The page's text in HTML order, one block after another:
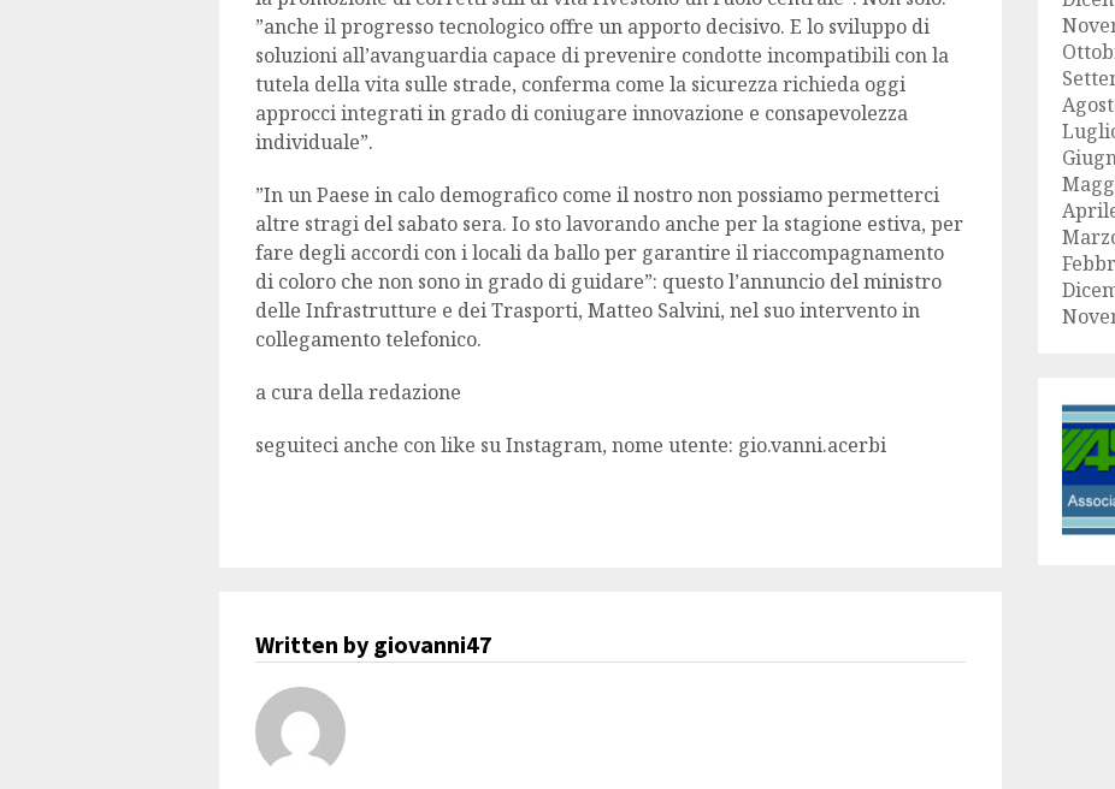
”anche il progresso tecnologico offre un apporto decisivo. E lo sviluppo di
soluzioni all’avanguardia capace di prevenire condotte incompatibili con la
tutela della vita sulle strade, conferma come la sicurezza richieda oggi
approcci integrati in grado di coniugare innovazione e consapevolezza
individuale”.
”In un Paese in calo demografico come il nostro non possiamo permetterci
altre stragi del sabato sera. Io sto lavorando anche per la stagione estiva, per
fare degli accordi con i locali da ballo per garantire il riaccompagnamento
di coloro che non sono in grado di guidare”: questo l’annuncio del ministro
delle Infrastrutture e dei Trasporti, Matteo Salvini, nel suo intervento in
collegamento telefonico.
a cura della redazione
seguiteci anche con like su Instagram, nome utente: gio.vanni.acerbi
Written by giovanni47